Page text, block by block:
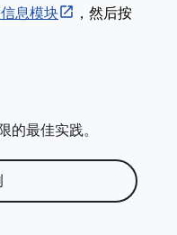
息模块
，然后按
的最佳实践。